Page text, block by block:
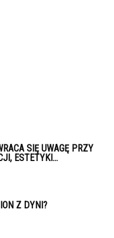
SIĘ UWAGĘ PRZY
ESTETYKI...
Z DYNI?